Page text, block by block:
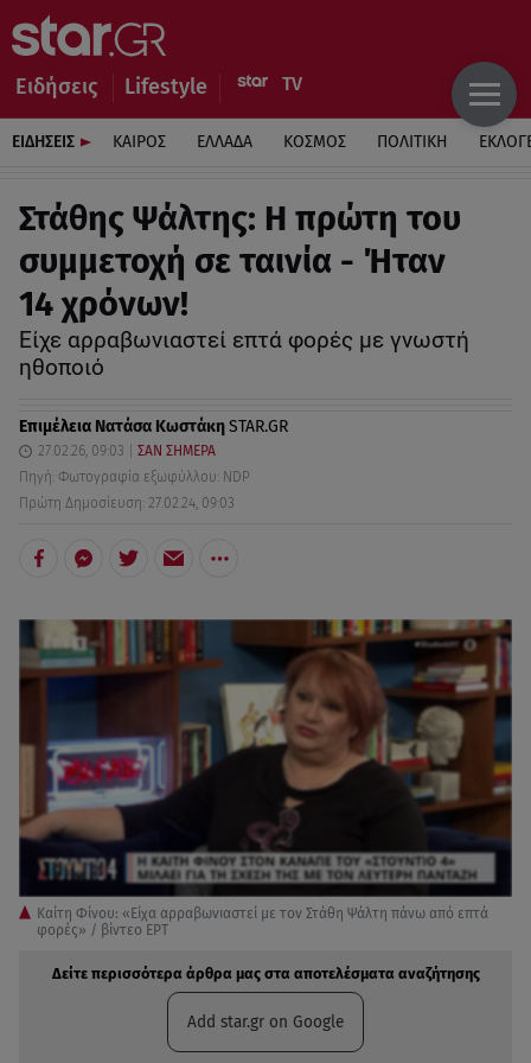
Ειδήσεις Lifestyle
ΕΙΔΗΣΕΙΣ ΚΑΙΡΟΣ ΕΛΛΑΔΑ ΚΟΣΜΟΣ ΠΟΛΙΤΙΚΗ
Στάθης Ψάλτης: Η πρώτη του
συμμετοχή σε ταινία - Ήταν
14 χρόνων!
Είχε αρραβωνιαστεί επτά φορές με γνωστή
ηθοποιό
Επιμέλεια Νατάσα ΚωστάκηSTAR.GR
27.02.26, 09:03
ΣΑΝ ΣΗΜΕΡΑ
Πηγή: Φωτογραφία εξωφύλλου: NDP
Πρώτη Δημοσίευση: 27.02.24, 09:03
Καίτη Φίνου: «Είχα αρραβωνιαστεί με τον Στάθη Ψάλτη πάνω από επτά
φορές» / βίντεο ΕΡΤ
Δείτε περισσότερα άρθρα μας στα αποτελέσματα αναζήτησης
Add star.gr on Google